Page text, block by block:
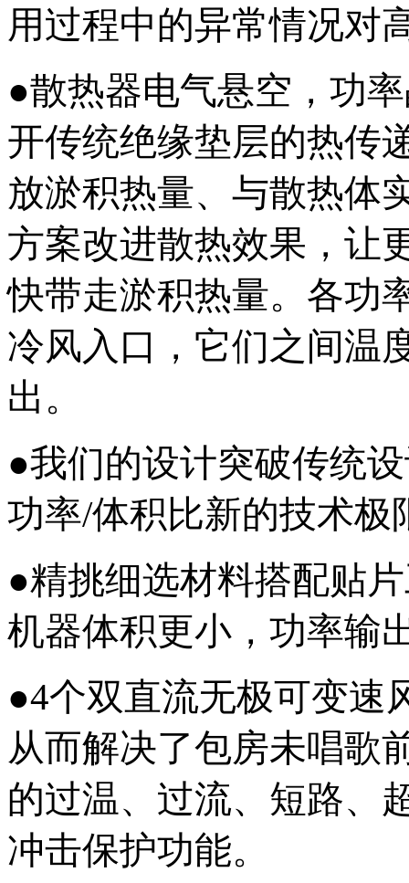
用过程中的异常情况对
●散热器电气悬空，功
开传统绝缘垫层的热传
放淤积热量、与散热体
方案改进散热效果，让
快带走淤积热量。各功
冷风入口，它们之间温
出。
●我们的设计突破传统
功率/体积比新的技术极
●精挑细选材料搭配贴
机器体积更小，功率输
●4个双直流无极可变速
从而解决了包房未唱歌
的过温、过流、短路、
冲击保护功能。